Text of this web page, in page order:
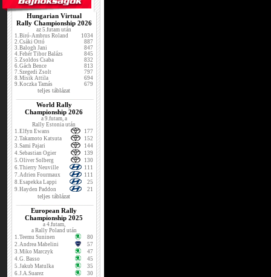
Hungarian Virtual
Rally Championship 2026
az 5.futam után
1.Biró-Ambrus Roland
1034
2.Csáki Ottó
887
3.Balogh Jani
847
4.Fehér Tibor Balázs
845
5.Zsoldos Csaba
832
6.Gách Bence
813
7.Szegedi Zsolt
797
8.Misik Attila
694
9.Koczka Tamás 679
teljes táblázat
World Rally
Championship 2026
a 9.futam, a
Rally Estonia után
1.Elfyn Ewans
177
2.Takamoto Katsuta
152
3.Sami Pajari
144
4.Sebastian Ogier
139
5.Oliver Solberg
130
6.Thierry Neuville
111
7.Adrien Fourmaux
111
8.Esapekka Lappi
25
9.Hayden Paddon 21
teljes táblázat
European Rally
Championship 2025
a 4.futam,
a Rally Poland után
1.Teemu Suninen
80
2.Andrea Mabelini
57
3.Miko Marczyk
47
4.G. Basso
45
5.Jakub Matulka
35
6.J.A.Suarez
30